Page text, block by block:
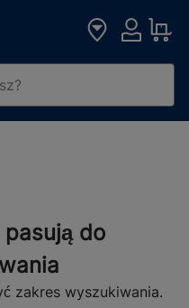
do
zakres wyszukiwania.